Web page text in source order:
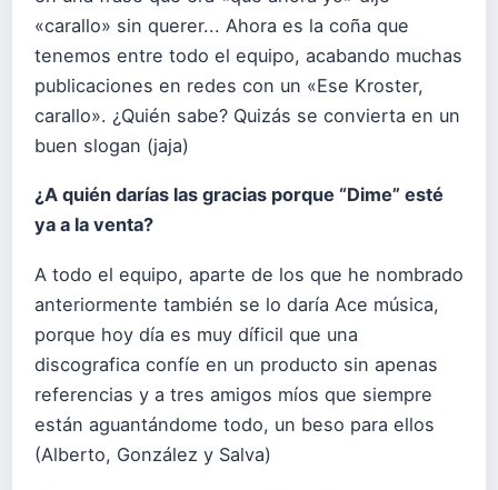
«carallo» sin querer... Ahora es la coña que
tenemos entre todo el equipo, acabando muchas
publicaciones en redes con un «Ese Kroster,
carallo». ¿Quién sabe? Quizás se convierta en un
buen slogan (jaja)
¿A quién darías las gracias porque “Dime” esté
ya a la venta?
A todo el equipo, aparte de los que he nombrado
anteriormente también se lo daría Ace música,
porque hoy día es muy díficil que una
discografica confíe en un producto sin apenas
referencias y a tres amigos míos que siempre
están aguantándome todo, un beso para ellos
(Alberto, González y Salva)